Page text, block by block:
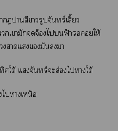
าสีารูปจันทร์เสี้ยว
เามักจ้องไฟ้าให้
าแมันา
ใต้ แจันทร์ะส่องไาใต้
าเหนือ